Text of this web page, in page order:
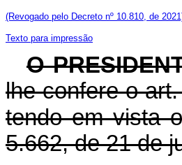
(Revogado pelo Decreto nº 10.810, de
Texto para impressão
O
lhe confere o
tendo em vista
5.662, de 21 de